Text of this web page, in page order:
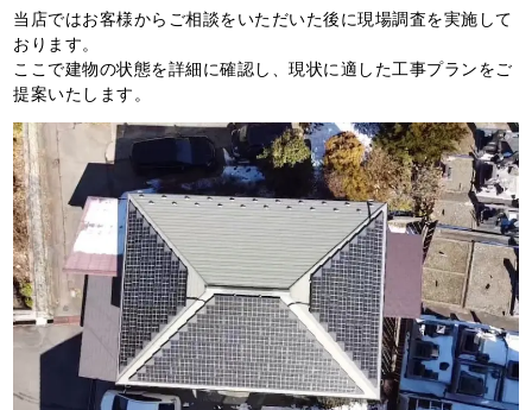
当店ではお客様からご相談をいただいた後に現場調査を実施して
おります。
ここで建物の状態を詳細に確認し、現状に適した工事プランをご
提案いたします。